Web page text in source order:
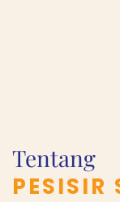
Tentang
PESISIR